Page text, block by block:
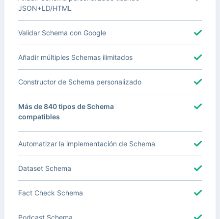
JSON+LD/HTML
Validar Schema con Google
Añadir múltiples Schemas ilimitados
Constructor de Schema personalizado
Más de 840 tipos de Schema
compatibles
Automatizar la implementación de Schema
Dataset Schema
Fact Check Schema